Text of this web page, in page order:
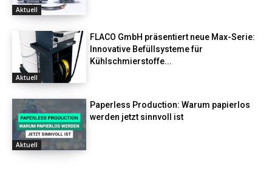
Aktuell
Aktuell
FLACO GmbH präsentiert neue Max-Serie:
Innovative Befüllsysteme für
Kühlschmierstoffe...
Aktuell
Paperless Production: Warum papierlos
werden jetzt sinnvoll ist